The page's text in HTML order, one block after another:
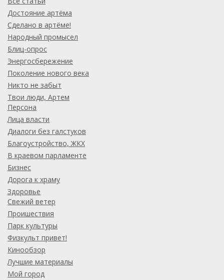
Достояние артёма
Сделано в артёме!
Народный промысел
Блиц-опрос
Энергосбережение
Поколение нового века
Никто не забыт
Твои люди, Артем
Персона
Лица власти
Диалоги без галстуков
Благоустройство, ЖКХ
В краевом парламенте
Бизнес
Дорога к храму
Здоровье
Свежий ветер
Проишествия
Парк культуры
Физкульт привет!
Кинообзор
Лучшие материалы
Мой город